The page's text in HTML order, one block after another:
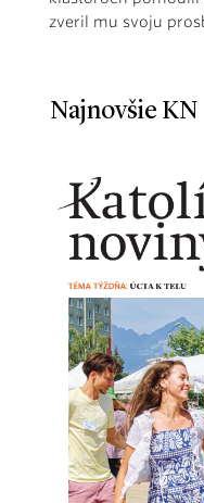
zveril mu svoju
Najnovšie KN